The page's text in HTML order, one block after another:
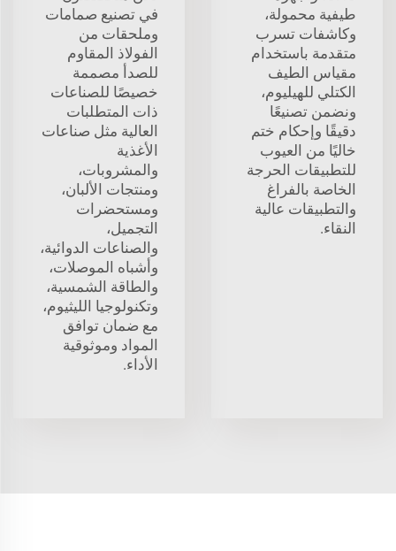
طيفية محمولة،
وكاشفات تسرب
متقدمة باستخدام
مقياس الطيف
الكتلي للهيليوم،
ونضمن تصنيعًا
دقيقًا وإحكام ختم
خاليًا من العيوب
للتطبيقات الحرجة
الخاصة بالفراغ
والتطبيقات عالية
النقاء.
في تصنيع صمامات
وملحقات من
الفولاذ المقاوم
للصدأ مصممة
خصيصًا للصناعات
ذات المتطلبات
العالية مثل صناعات
الأغذية
والمشروبات،
ومنتجات الألبان،
ومستحضرات
التجميل،
والصناعات الدوائية،
وأشباه الموصلات،
والطاقة الشمسية،
وتكنولوجيا الليثيوم،
مع ضمان توافق
المواد وموثوقية
الأداء.